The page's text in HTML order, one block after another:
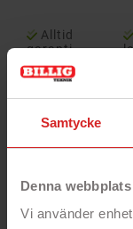
Samtycke
Denna
Vi använder
Alltid
garanti